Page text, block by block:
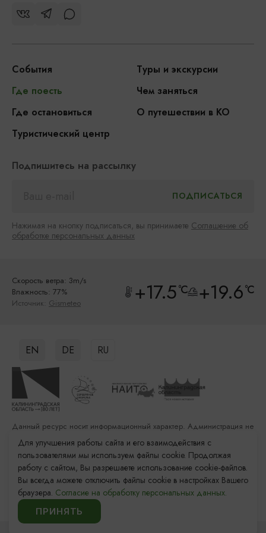
События
Туры и экскурсии
Где поесть
Чем заняться
Где остановиться
О путешествии в КО
Туристический центр
Подпишитесь на рассылку
Нажимая на кнопку подписаться, вы принимаете Соглашение об
обработке персональных данных
Скорость ветра: 3m/s
Влажность: 77%
Источник: Gismeteo +17.5°C +19.6°C
EN DE RU
© 2011–2026 «Туристский информационный центр
Калининградской области»
Данный ресурс носит информационный характер. Администрация не
несет ответственности за качество услуг, предоставленных
сторонними организациями
Разработка сайта: «Решение»
Продвижение сайта: Remarka Agency
Для улучшения работы сайта и его взаимодействия с
пользователями мы используем файлы cookie. Продолжая
работу с сайтом, Вы разрешаете использование cookie-файлов.
Вы всегда можете отключить файлы cookie в настройках Вашего
браузера. Согласие на обработку персональных данных.
ПРИНЯТЬ